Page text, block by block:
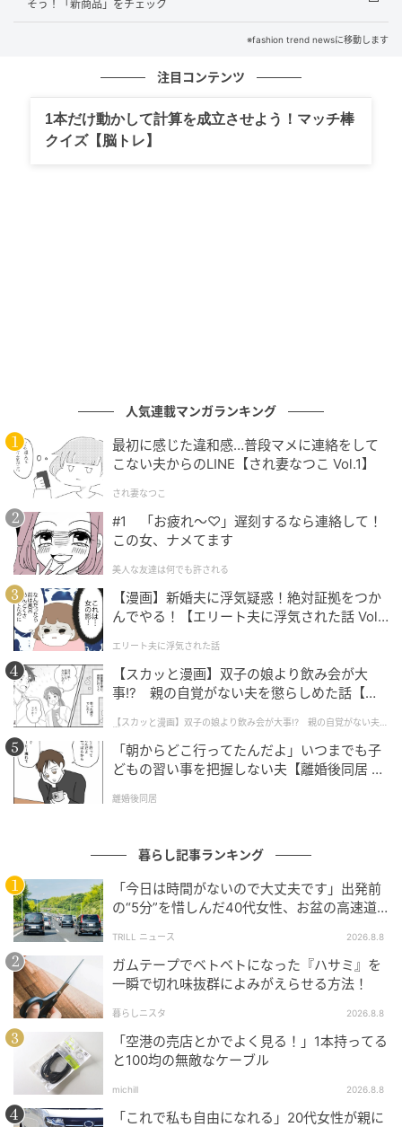
ゲーム内で使えるスコップがモチーフになった、ユニ
小さめで、プリンなどのスイーツを食べたい時に使え
そうです。どのスプーンも少し高見えするようなカラ
元記事で読む
次の記事
どどーーーーんッッ！！【3COINS】大容量 &
おしゃれ♡「キッチン消耗品」
の記事をもっとみる
そう！「新商品」をチェック
※fashion trend newsに移動します
注目コンテンツ
1本だけ動かして計算を成立させよう！マッチ棒
クイズ【脳トレ】
人気連載マンガランキング
最初に感じた違和感…普段マメに連絡をして
こない夫からのLINE【され妻なつこ Vol.1】
され妻なつこ
#1 「お疲れ〜♡」遅刻するなら連絡して！
この女、ナメてます
美人な友達は何でも許される
【漫画】新婚夫に浮気疑惑！絶対証拠をつか
んでやる！【エリート夫に浮気された話 Vol.
エリート夫に浮気された話
【スカッと漫画】双子の娘より飲み会が大
事!? 親の自覚がない夫を懲らしめた話【第1
【スカッと漫画】双子の娘より飲み会が大事!? 親の自覚がない夫を
懲らしめた話
「朝からどこ行ってたんだよ」いつまでも子
どもの習い事を把握しない夫【離婚後同居 Vo
離婚後同居
暮らし記事ランキング
「今日は時間がないので大丈夫です」出発前
の“5分”を惜しんだ40代女性、お盆の高速道
TRILL ニュース 2026.8.8
ガムテープでベトベトになった『ハサミ』を
一瞬で切れ味抜群によみがえらせる方法！
暮らしニスタ 2026.8.8
「空港の売店とかでよく見る！」1本持ってる
と100均の無敵なケーブル
michill 2026.8.8
「これで私も自由になれる」20代女性が親に